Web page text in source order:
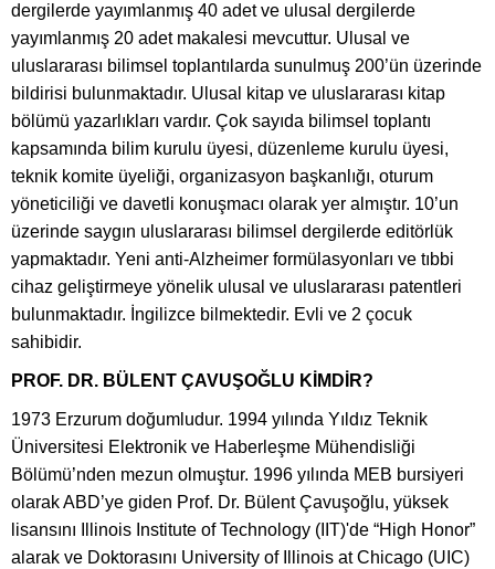
dergilerde yayımlanmış 40 adet ve ulusal dergilerde
yayımlanmış 20 adet makalesi mevcuttur. Ulusal ve
uluslararası bilimsel toplantılarda sunulmuş 200’ün üzerinde
bildirisi bulunmaktadır. Ulusal kitap ve uluslararası kitap
bölümü yazarlıkları vardır. Çok sayıda bilimsel toplantı
kapsamında bilim kurulu üyesi, düzenleme kurulu üyesi,
teknik komite üyeliği, organizasyon başkanlığı, oturum
yöneticiliği ve davetli konuşmacı olarak yer almıştır. 10’un
üzerinde saygın uluslararası bilimsel dergilerde editörlük
yapmaktadır. Yeni anti-Alzheimer formülasyonları ve tıbbi
cihaz geliştirmeye yönelik ulusal ve uluslararası patentleri
bulunmaktadır. İngilizce bilmektedir. Evli ve 2 çocuk
sahibidir.
PROF. DR. BÜLENT ÇAVUŞOĞLU KİMDİR?
1973 Erzurum doğumludur. 1994 yılında Yıldız Teknik
Üniversitesi Elektronik ve Haberleşme Mühendisliği
Bölümü’nden mezun olmuştur. 1996 yılında MEB bursiyeri
olarak ABD’ye giden Prof. Dr. Bülent Çavuşoğlu, yüksek
lisansını Illinois Institute of Technology (IIT)'de “High Honor”
alarak ve Doktorasını University of Illinois at Chicago (UIC)